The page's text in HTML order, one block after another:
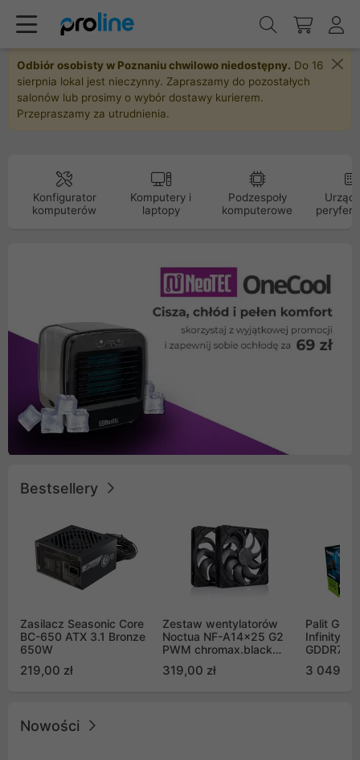
Odbiór osobisty w Poznaniu chwilowo niedostępny. Do 16
sierpnia lokal jest nieczynny. Zapraszamy do pozostałych
salonów lub prosimy o wybór dostawy kurierem.
Przepraszamy za utrudnienia.
Konfigurator
komputerów
Komputery i
laptopy
Podzespoły
komputerowe
Bestsellery
Zasilacz Seasonic Core
BC-650 ATX 3.1 Bronze
650W
219,00 zł
Zestaw wentylatorów
Noctua NF-A14x25 G2
PWM chromax.black
Push Pull (2szt)
319,00 zł
Palit
Infinity 3
GDDR7
GB2050S)
3 049,00
Nowości